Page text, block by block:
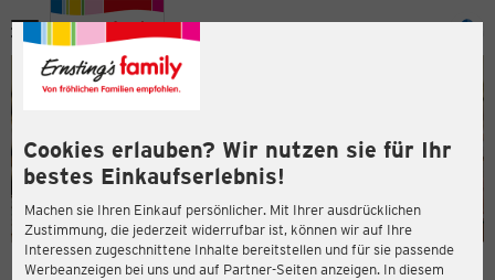
Cookies erlauben? Wir nutzen sie für Ihr
bestes Einkaufserlebnis!
Machen sie Ihren Einkauf persönlicher. Mit Ihrer ausdrücklichen
Zustimmung, die jederzeit widerrufbar ist, können wir auf Ihre
Interessen zugeschnittene Inhalte bereitstellen und für sie passende
Werbeanzeigen bei uns und auf Partner-Seiten anzeigen. In diesem
Menü